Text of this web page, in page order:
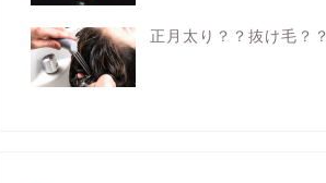
正月太り？？抜け毛？？